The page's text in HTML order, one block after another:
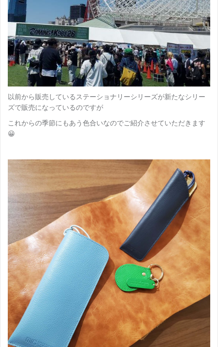
以前から販売しているステーショナリーシリーズが新たなシリー
ズで販売になっているのですが
これからの季節にもあう色合いなのでご紹介させていただきます
😀